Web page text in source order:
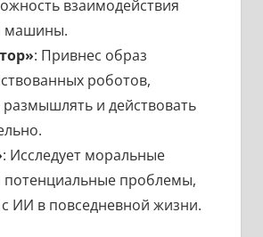
взаимодействия
машины.
: Привнес образ
роботов,
и действовать
: Исследует моральные
проблемы,
ИИ в повседневной жизни.